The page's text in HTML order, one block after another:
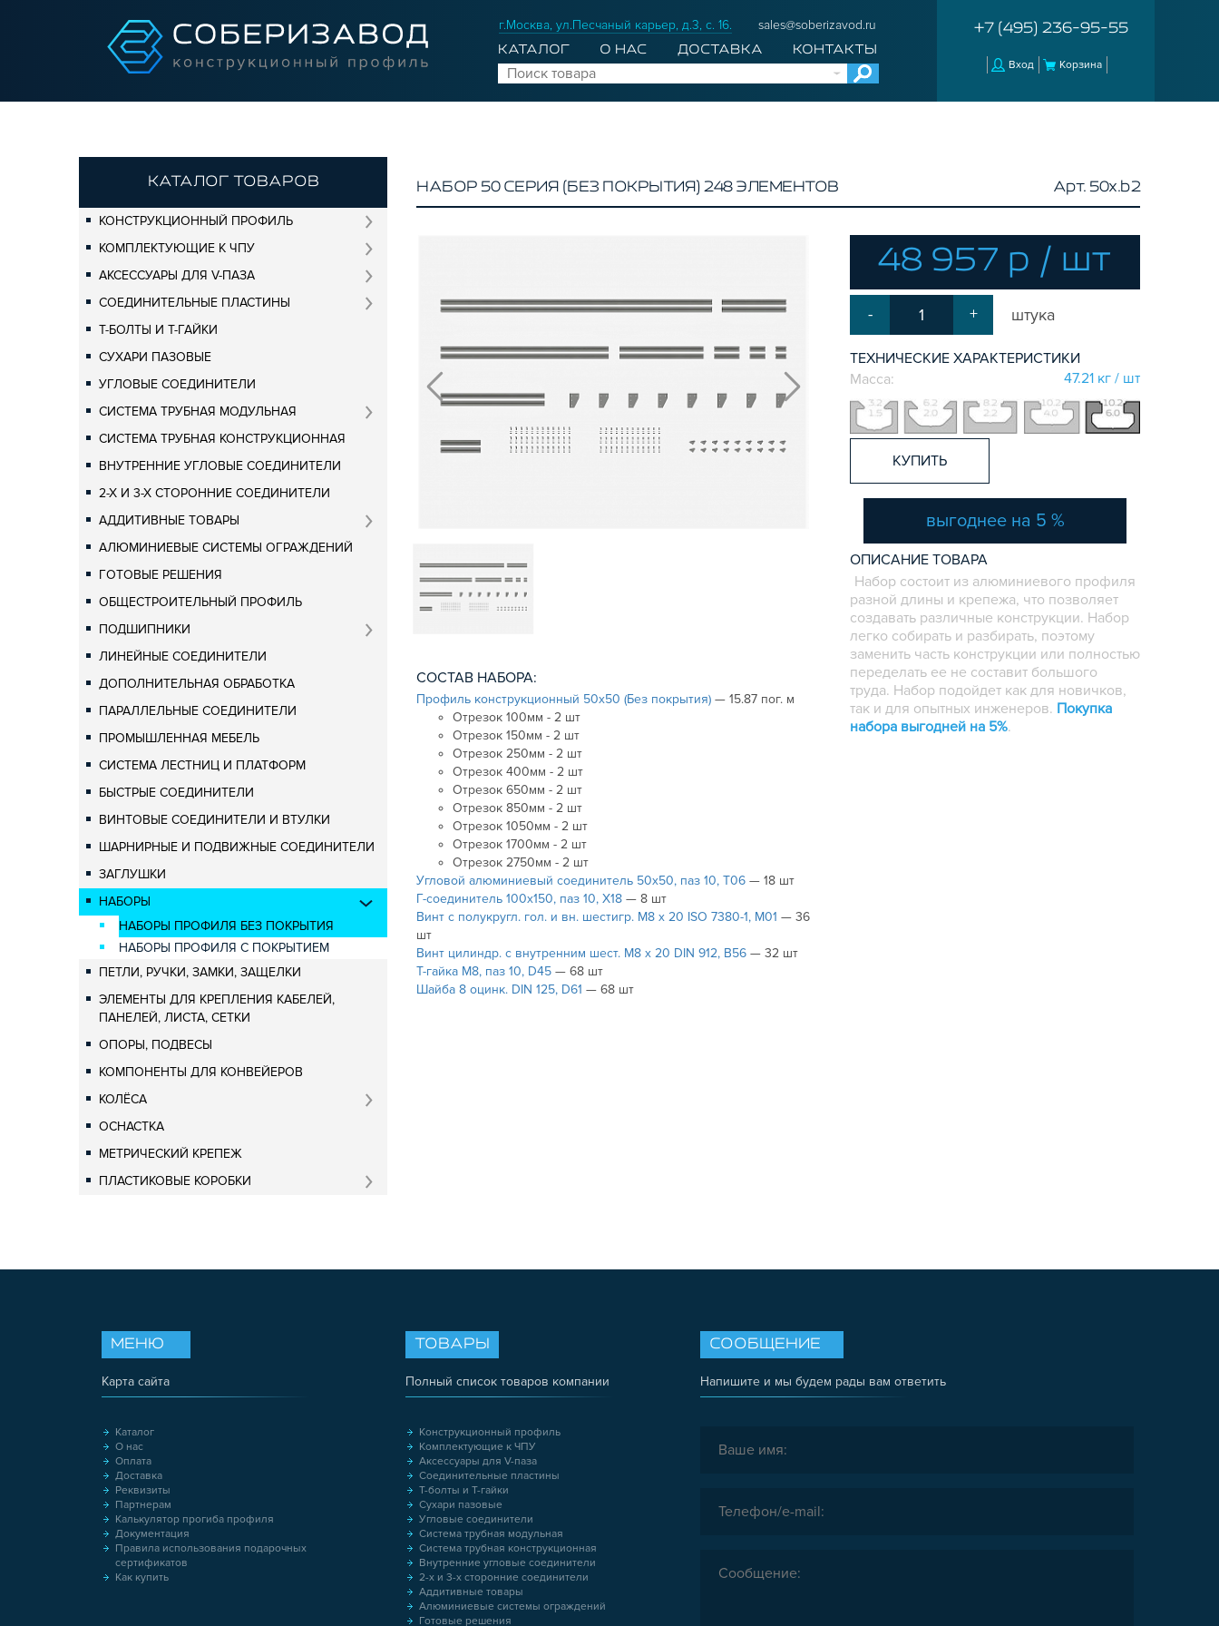
г.Москва, ул.Песчаный карьер, д.3, с. 16. sales@soberizavod.ru
КАТАЛОГ О НАС ДОСТАВКА КОНТАКТЫ
+7 (495) 236-95-55
Вход Корзина
КАТАЛОГ ТОВАРОВ
КОНСТРУКЦИОННЫЙ ПРОФИЛЬ
КОМПЛЕКТУЮЩИЕ К ЧПУ
АКСЕССУАРЫ ДЛЯ V-ПАЗА
СОЕДИНИТЕЛЬНЫЕ ПЛАСТИНЫ
Т-БОЛТЫ И Т-ГАЙКИ
СУХАРИ ПАЗОВЫЕ
УГЛОВЫЕ СОЕДИНИТЕЛИ
СИСТЕМА ТРУБНАЯ МОДУЛЬНАЯ
СИСТЕМА ТРУБНАЯ КОНСТРУКЦИОННАЯ
ВНУТРЕННИЕ УГЛОВЫЕ СОЕДИНИТЕЛИ
2-Х И 3-Х СТОРОННИЕ СОЕДИНИТЕЛИ
АДДИТИВНЫЕ ТОВАРЫ
АЛЮМИНИЕВЫЕ СИСТЕМЫ ОГРАЖДЕНИЙ
ГОТОВЫЕ РЕШЕНИЯ
ОБЩЕСТРОИТЕЛЬНЫЙ ПРОФИЛЬ
ПОДШИПНИКИ
ЛИНЕЙНЫЕ СОЕДИНИТЕЛИ
ДОПОЛНИТЕЛЬНАЯ ОБРАБОТКА
ПАРАЛЛЕЛЬНЫЕ СОЕДИНИТЕЛИ
ПРОМЫШЛЕННАЯ МЕБЕЛЬ
СИСТЕМА ЛЕСТНИЦ И ПЛАТФОРМ
БЫСТРЫЕ СОЕДИНИТЕЛИ
ВИНТОВЫЕ СОЕДИНИТЕЛИ И ВТУЛКИ
ШАРНИРНЫЕ И ПОДВИЖНЫЕ СОЕДИНИТЕЛИ
ЗАГЛУШКИ
НАБОРЫ
НАБОРЫ ПРОФИЛЯ БЕЗ ПОКРЫТИЯ
НАБОРЫ ПРОФИЛЯ С ПОКРЫТИЕМ
ПЕТЛИ, РУЧКИ, ЗАМКИ, ЗАЩЕЛКИ
ЭЛЕМЕНТЫ ДЛЯ КРЕПЛЕНИЯ КАБЕЛЕЙ,
ПАНЕЛЕЙ, ЛИСТА, СЕТКИ
ОПОРЫ, ПОДВЕСЫ
КОМПОНЕНТЫ ДЛЯ КОНВЕЙЕРОВ
КОЛЁСА
ОСНАСТКА
МЕТРИЧЕСКИЙ КРЕПЕЖ
ПЛАСТИКОВЫЕ КОРОБКИ
НАБОР 50 СЕРИЯ (БЕЗ ПОКРЫТИЯ) 248 ЭЛЕМЕНТОВ Арт. 50x.b2
48 957 р / шт
- + штука
ТЕХНИЧЕСКИЕ ХАРАКТЕРИСТИКИ
Масса:
47.21 кг / шт
КУПИТЬ
выгоднее на 5 %
ОПИСАНИЕ ТОВАРА
Набор состоит из алюминиевого профиля
разной длины и крепежа, что позволяет
создавать различные конструкции. Набор
легко собирать и разбирать, поэтому
заменить часть конструкции или полностью
переделать ее не составит большого
труда. Набор подойдет как для новичков,
так и для опытных инженеров. Покупка
набора выгодней на 5%.
СОСТАВ НАБОРА:
Профиль конструкционный 50х50 (Без покрытия) — 15.87 пог. м
Отрезок 100мм - 2 шт
Отрезок 150мм - 2 шт
Отрезок 250мм - 2 шт
Отрезок 400мм - 2 шт
Отрезок 650мм - 2 шт
Отрезок 850мм - 2 шт
Отрезок 1050мм - 2 шт
Отрезок 1700мм - 2 шт
Отрезок 2750мм - 2 шт
Угловой алюминиевый соединитель 50х50, паз 10, T06 — 18 шт
Г-соединитель 100х150, паз 10, X18 — 8 шт
Винт с полукругл. гол. и вн. шестигр. М8 х 20 ISO 7380-1, M01 — 36
шт
Винт цилиндр. с внутренним шест. М8 х 20 DIN 912, B56 — 32 шт
Т-гайка М8, паз 10, D45 — 68 шт
Шайба 8 оцинк. DIN 125, D61 — 68 шт
СООБЩЕНИЕ
Напишите и мы будем рады вам ответить
ТОВАРЫ
Полный список товаров компании
Конструкционный профиль
Комплектующие к ЧПУ
Аксессуары для V-паза
Соединительные пластины
Т-болты и Т-гайки
Сухари пазовые
Угловые соединители
Система трубная модульная
Система трубная конструкционная
Внутренние угловые соединители
2-х и 3-х сторонние соединители
Аддитивные товары
Алюминиевые системы ограждений
Готовые решения
МЕНЮ
Карта сайта
Каталог
О нас
Оплата
Доставка
Реквизиты
Партнерам
Калькулятор прогиба профиля
Документация
Правила использования подарочных
сертификатов
Как купить